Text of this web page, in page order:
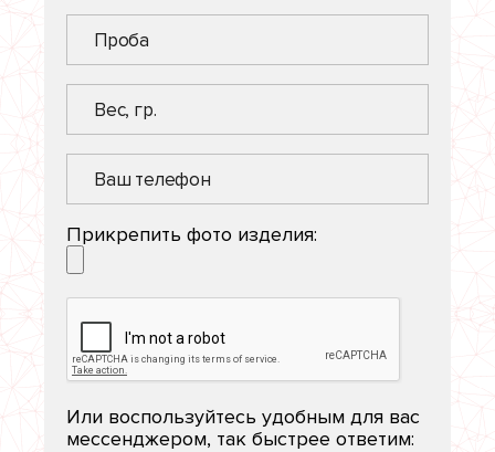
Прикрепить фото изделия:
Или воспользуйтесь удобным для вас
мессенджером, так быстрее ответим: